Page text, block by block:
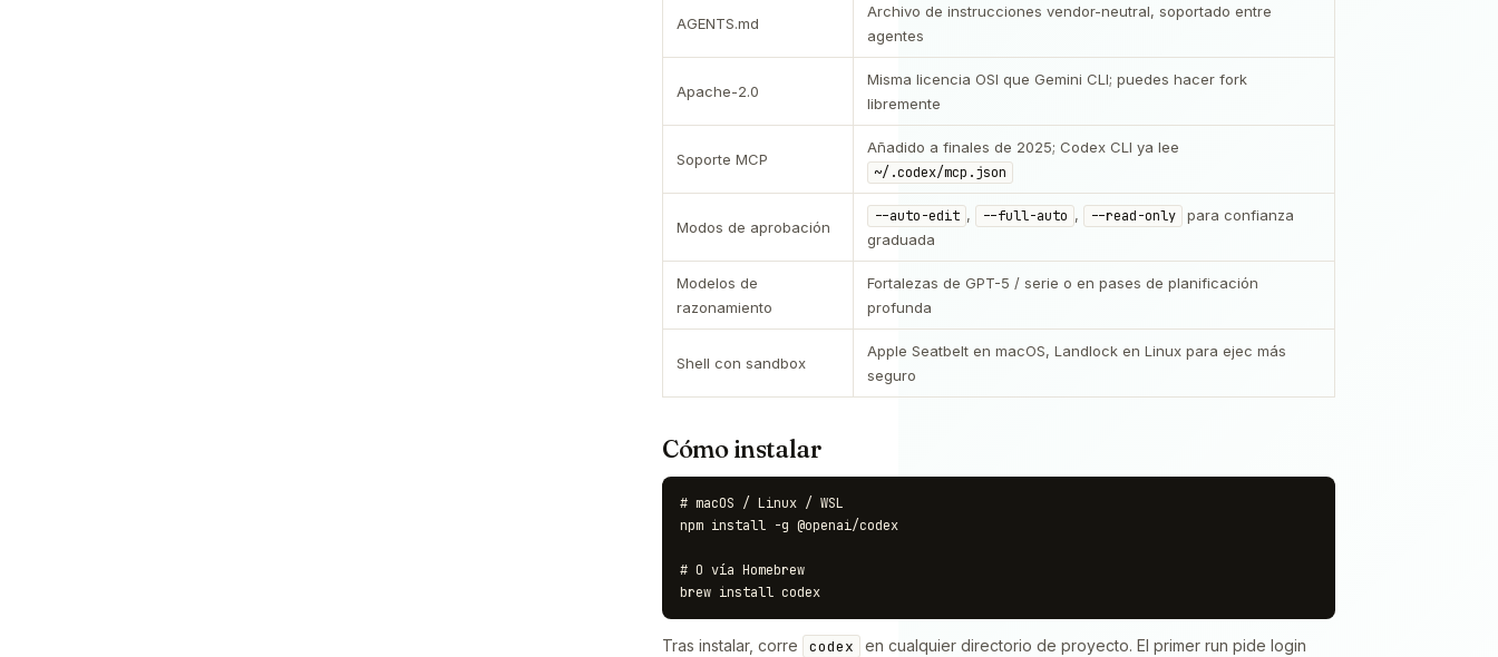
AGENTS.md
Archivo de instrucciones vendor-neutral, soportado entre
agentes
Apache-2.0
Misma licencia OSI que Gemini CLI; puedes hacer fork
libremente
Soporte MCP
Añadido a finales de 2025; Codex CLI ya lee
~/.codex/mcp.json
Modos de aprobación
--auto-edit , --full-auto , --read-only
para confianza
graduada
Modelos de
razonamiento
Fortalezas de GPT-5 / serie o en pases de planificación
profunda
Shell con sandbox
Apple Seatbelt en macOS, Landlock en Linux para ejec más
seguro
Cómo instalar
# macOS / Linux / WSL
npm install -g @openai/codex
# O vía Homebrew
Tras instalar, corre codex
en cualquier directorio de proyecto. El primer run pide login